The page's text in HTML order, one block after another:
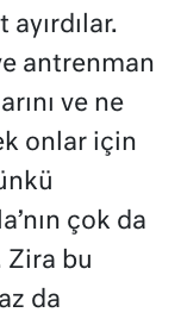
antrenman
ve ne
onlar için
çok da
bu
da